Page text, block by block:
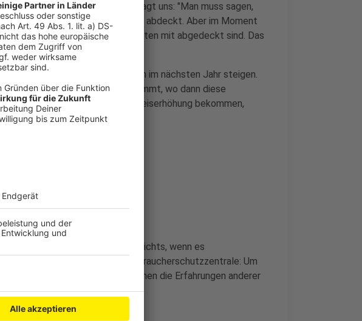
NRW-Verbraucherzentrale sagt uns: "Man muss sagen,
immer alle Kostenkomponenten abdeckt. Aber im Moment
dass diese Beschaffungskosten mit abgedeckt sind. Das
so."
"Die Netzentgelte könnten im nächsten Jahr steigen.
vielleicht schon einen Preis nimmt, wo dann diese
sonst kann man auch eine Preiserhöhung bekommen,
hat", empfiehlt Wallraf.
sein, doch all das bringt nichts, wenn es
gibt. Daher sagt die Verbraucherschutzzentrale: Um
Anbieter zu gelangen, können die Erfahrungen anderer
können beispielsweise sein: